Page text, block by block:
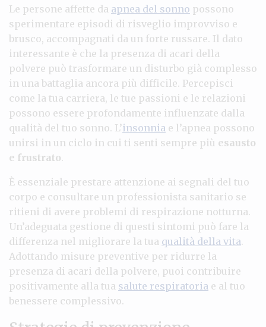
Le persone affette da apnea del sonno possono
sperimentare episodi di risveglio improvviso e
brusco, accompagnati da un forte russare. Il dato
interessante è che la presenza di acari della
polvere può trasformare un disturbo già complesso
in una battaglia ancora più difficile. Percepisci
come la tua carriera, le tue passioni e le relazioni
possono essere profondamente influenzate dalla
qualità del tuo sonno. L’insonnia e l’apnea possono
unirsi in un ciclo in cui ti senti sempre più esausto
e frustrato.
È essenziale prestare attenzione ai segnali del tuo
corpo e consultare un professionista sanitario se
ritieni di avere problemi di respirazione notturna.
Un’adeguata gestione di questi sintomi può fare la
differenza nel migliorare la tua qualità della vita.
Adottando misure preventive per ridurre la
presenza di acari della polvere, puoi contribuire
positivamente alla tua salute respiratoria e al tuo
benessere complessivo.